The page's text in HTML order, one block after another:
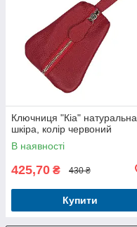
Ключниця "Кіа" натуральна
шкіра, колір червоний
В наявності
425,70 ₴ 430 ₴
Купити